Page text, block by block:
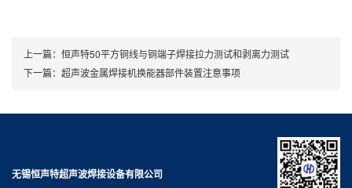
上一篇： 恒声特50平方铜线与铜端子焊接拉力测试和剥离力测试
下一篇： 超声波金属焊接机换能器部件装置注意事项
无锡恒声特超声波焊接设备有限公司